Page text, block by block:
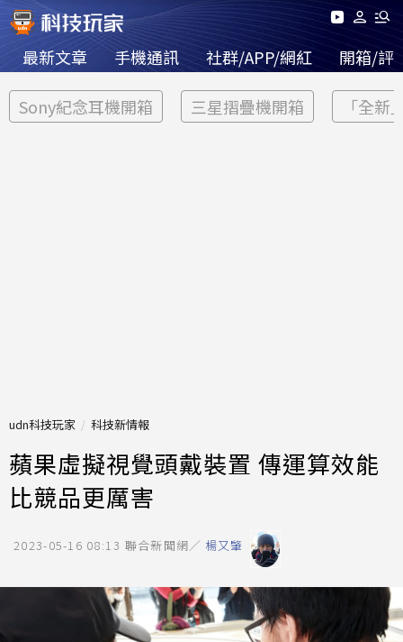
最新文章 手機通訊 社群/APP/網紅 開箱/評
Sony紀念耳機開箱 三星摺疊機開箱 「全新
udn科技玩家 科技新情報
蘋果虛擬視覺頭戴裝置 傳運算效能
比競品更厲害
2023-05-16 08:13 聯合新聞網／ 楊又肇